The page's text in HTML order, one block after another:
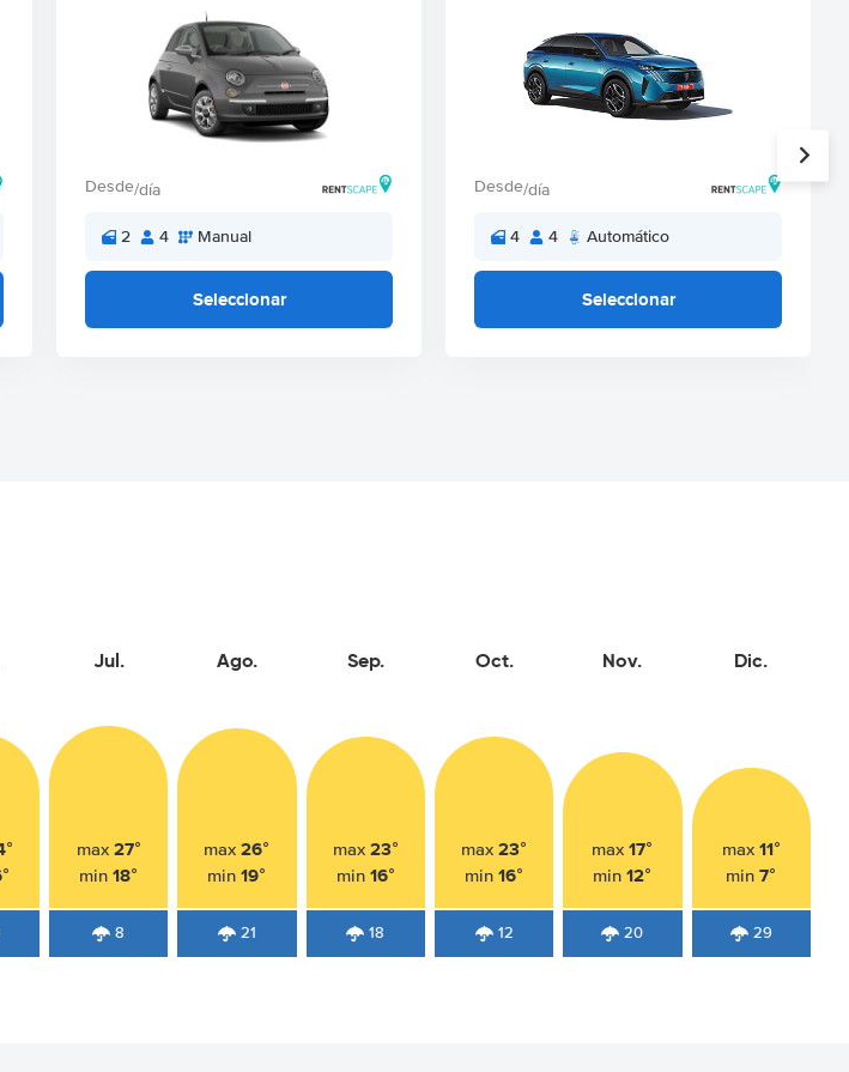
Desde/día
2 4 Manual
Seleccionar
Desde/día
4 4 Automático
Seleccionar
Jul.
max 27°
min18°
8
Ago.
max26°
min19°
21
Sep.
max 23°
min 16°
18
Oct.
max23°
min16°
12
Nov.
max17°
min12°
20
Dic.
max 11°
min7°
29